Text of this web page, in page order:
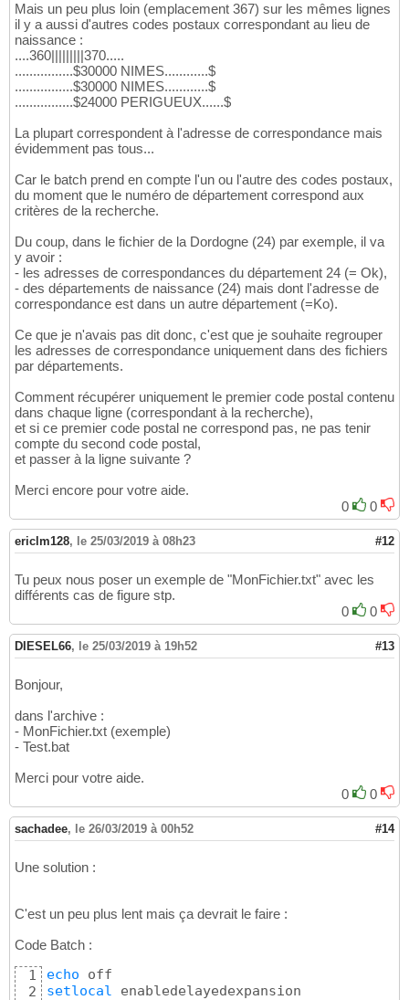
Mais un peu plus loin (emplacement 367) sur les mêmes lignes
il y a aussi d'autres codes postaux correspondant au lieu de
naissance :
....360|||||||||370.....
................$30000 NIMES............$
................$30000 NIMES............$
................$24000 PERIGUEUX......$
La plupart correspondent à l'adresse de correspondance mais
évidemment pas tous...
Car le batch prend en compte l'un ou l'autre des codes postaux,
du moment que le numéro de département correspond aux
critères de la recherche.
Du coup, dans le fichier de la Dordogne (24) par exemple, il va
y avoir :
- les adresses de correspondances du département 24 (= Ok),
- des départements de naissance (24) mais dont l'adresse de
correspondance est dans un autre département (=Ko).
Ce que je n'avais pas dit donc, c'est que je souhaite regrouper
les adresses de correspondance uniquement dans des fichiers
par départements.
Comment récupérer uniquement le premier code postal contenu
dans chaque ligne (correspondant à la recherche),
et si ce premier code postal ne correspond pas, ne pas tenir
compte du second code postal,
et passer à la ligne suivante ?
Merci encore pour votre aide.
0
0
ericlm128, le 25/03/2019 à 08h23 #12
Tu peux nous poser un exemple de "MonFichier.txt" avec les
différents cas de figure stp.
0
0
DIESEL66, le 25/03/2019 à 19h52 #13
Bonjour,
dans l'archive :
- MonFichier.txt (exemple)
- Test.bat
Merci pour votre aide.
0
0
sachadee, le 26/03/2019 à 00h52 #14
Une solution :
C'est un peu plus lent mais ça devrait le faire :
Code Batch :
1
2
echo
setlocal enabledelayedexpansion